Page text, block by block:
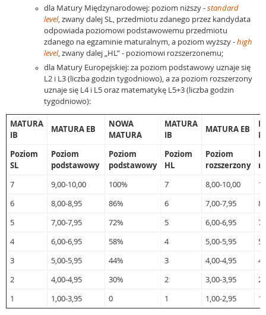
dla Matury Międzynarodowej: poziom niższy -standard
level, zwany dalej SL, przedmiotu zdanego przez kandydata
odpowiada poziomowi podstawowemu przedmiotu
zdanego na egzaminie maturalnym, a poziom wyższy -high
level, zwany dalej „HL” - poziomowi rozszerzonemu;
dla Matury Europejskiej: za poziom podstawowy uznaje się
L2 i L3 (liczba godzin tygodniowo), a za poziom rozszerzony
uznaje się L4 i L5 oraz matematykę L5+3 (liczba godzin
tygodniowo):
MATURA
IB
MATURA EB
NOWA
MATURA
MATURA
IB
MATURA EB
Poziom
SL
Poziom
podstawowy
Poziom
podstawowy
Poziom
HL
Poziom
rozszerzony
7
9,00-10,00 100% 7 8,00-10,00
6
8,00-8,95 86% 6 7,00-7,95
5
7,00-7,95 72% 5 6,00-6,95
4
6,00-6,95 58% 4 5,00-5,95
3
5,00-5,95 44% 3 4,00-4,95
2
4,00-4,95 30% 2 3,00-3,95
1
1,00-3,95 0 1 1,00-2,95